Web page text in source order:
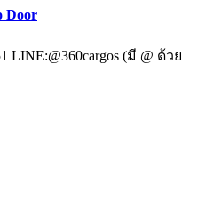
Door
LINE:@360cargos (มี @ ด้วย